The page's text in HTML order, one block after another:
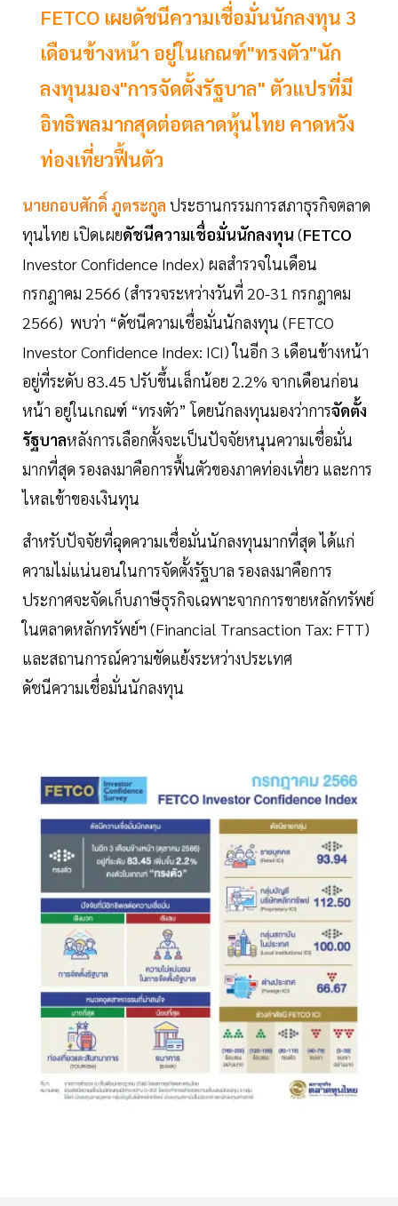
FETCO เผยดัชนีความเชื่อมั่นนักลงทุน 3
เดือนข้างหน้า อยู่ในเกณฑ์"ทรงตัว"นัก
ลงทุนมอง"การจัดตั้งรัฐบาล" ตัวแปรที่มี
อิทธิพลมากสุดต่อตลาดหุ้นไทย คาดหวัง
ท่องเที่ยวฟื้นตัว
นายกอบศักดิ์ ภูตระกูล ประธานกรรมการสภาธุรกิจตลาด
ทุนไทย เปิดเผยดัชนีความเชื่อมั่นนักลงทุน (FETCO
Investor Confidence Index) ผลสำรวจในเดือน
กรกฎาคม 2566 (สำรวจระหว่างวันที่ 20-31 กรกฎาคม
2566) พบว่า “ดัชนีความเชื่อมั่นนักลงทุน (FETCO
Investor Confidence Index: ICI) ในอีก 3 เดือนข้างหน้า
อยู่ที่ระดับ 83.45 ปรับขึ้นเล็กน้อย 2.2% จากเดือนก่อน
หน้า อยู่ในเกณฑ์ “ทรงตัว” โดยนักลงทุนมองว่าการจัดตั้ง
รัฐบาลหลังการเลือกตั้งจะเป็นปัจจัยหนุนความเชื่อมั่น
มากที่สุด รองลงมาคือการฟื้นตัวของภาคท่องเที่ยว และการ
ไหลเข้าของเงินทุน
สำหรับปัจจัยที่ฉุดความเชื่อมั่นนักลงทุนมากที่สุด ได้แก่
ความไม่แน่นอนในการจัดตั้งรัฐบาล รองลงมาคือการ
ประกาศจะจัดเก็บภาษีธุรกิจเฉพาะจากการขายหลักทรัพย์
ในตลาดหลักทรัพย์ฯ (Financial Transaction Tax: FTT)
และสถานการณ์ความขัดแย้งระหว่างประเทศ
ดัชนีความเชื่อมั่นนักลงทุน